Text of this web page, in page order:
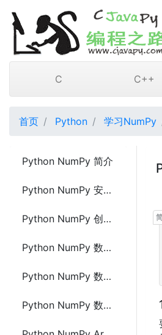
C C++
首页 Python 学习NumPy
Python NumPy 简介
Python NumPy 安装与使用
Python NumPy 创建数组(ndarray)
Python NumPy 数组索引
Python NumPy 数组(Array)切片
Python NumPy 数据类型